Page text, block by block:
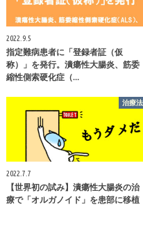
2022.9.5
指定難病患者に「登録者証（仮
称）」を発行。潰瘍性大腸炎、筋委
縮性側索硬化症（…
治療法
2022.7.7
【世界初の試み】潰瘍性大腸炎の治
療で「オルガノイド」を患部に移植